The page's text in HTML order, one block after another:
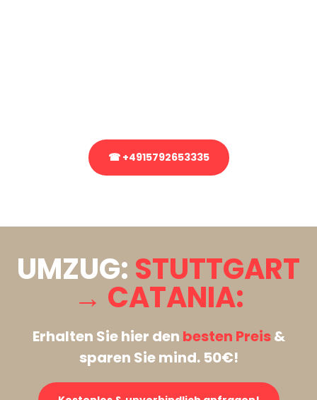
☎ +4915792653335
UMZUG: STUTTGART
→ CATANIA:
Erhalten Sie hier den besten Preis&
sparen Sie mind. 50€!